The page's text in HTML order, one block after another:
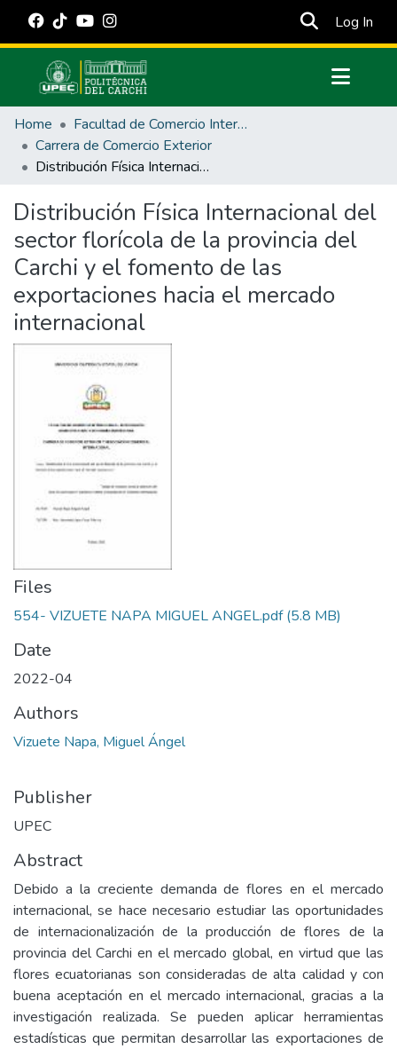
Log In
Communities & Collections
All of DSpace
Statistics
Estadísticas Externas
Manuales
Home
Facultad de Comercio Internacional, Integración, Administración y Economía Empresarial
Carrera de Comercio Exterior
Distribución Física Internacional del sector florícola de la provincia del Carchi y el fomento de las exportaciones hacia el mercado internacional
Distribución Física Internacional del
sector florícola de la provincia del
Carchi y el fomento de las
exportaciones hacia el mercado
internacional
Files
554- VIZUETE NAPA MIGUEL ANGEL.pdf(5.8 MB)
Date
2022-04
Authors
Vizuete Napa, Miguel Ángel
Publisher
UPEC
Abstract
Debido a la creciente demanda de flores en el mercado
internacional, se hace necesario estudiar las oportunidades
de internacionalización de la producción de flores de la
provincia del Carchi en el mercado global, en virtud que las
flores ecuatorianas son consideradas de alta calidad y con
buena aceptación en el mercado internacional, gracias a la
investigación realizada. Se pueden aplicar herramientas
estadísticas que permitan desarrollar las exportaciones de